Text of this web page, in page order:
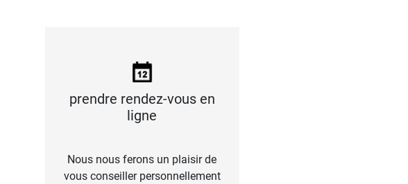
prendre rendez-vous en
ligne
Nous nous ferons un plaisir de
vous conseiller personnellement